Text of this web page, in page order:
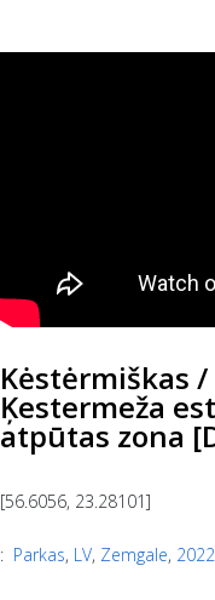
Kėstėrmiškas
Ķestermeža
atpūtas zona
[56.6056, 23.28101]
: Parkas, LV, Zemgale, 2022